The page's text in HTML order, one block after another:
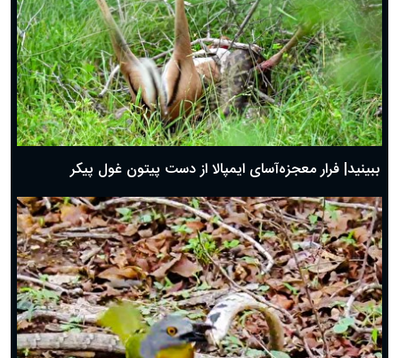
ببینید| فرار معجزه‌آسای ایمپالا از دست پیتون غول پیکر